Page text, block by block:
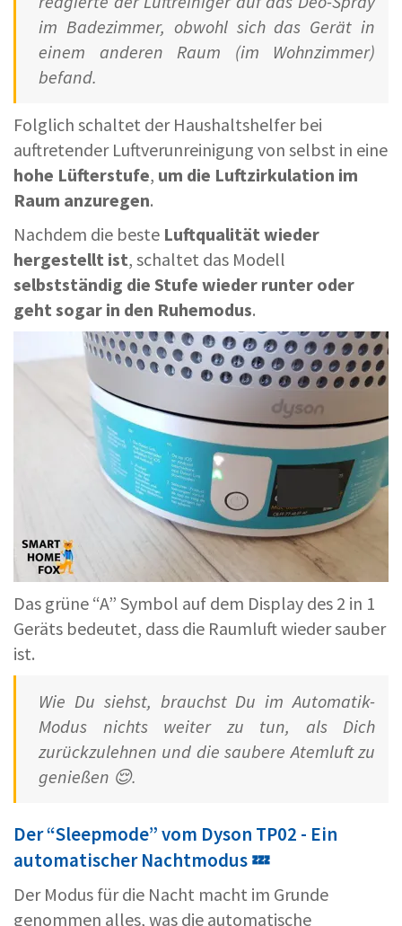
im Badezimmer, obwohl sich das Gerät in
einem anderen Raum (im Wohnzimmer)
befand.
Folglich schaltet der Haushaltshelfer bei
auftretender Luftverunreinigung von selbst in eine
hohe Lüfterstufe, um die Luftzirkulation im
Raum anzuregen.
Nachdem die beste Luftqualität wieder
hergestellt ist, schaltet das Modell
selbstständig die Stufe wieder runter oder
geht sogar in den Ruhemodus.
Das grüne “A” Symbol auf dem Display des 2 in 1
Geräts bedeutet, dass die Raumluft wieder sauber
ist.
Wie Du siehst, brauchst Du im Automatik-
Modus nichts weiter zu tun, als Dich
zurückzulehnen und die saubere Atemluft zu
genießen 😌.
Der “Sleepmode” vom Dyson TP02 - Ein
automatischer Nachtmodus 💤
Der Modus für die Nacht macht im Grunde
genommen alles, was die automatische